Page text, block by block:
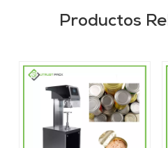
Productos